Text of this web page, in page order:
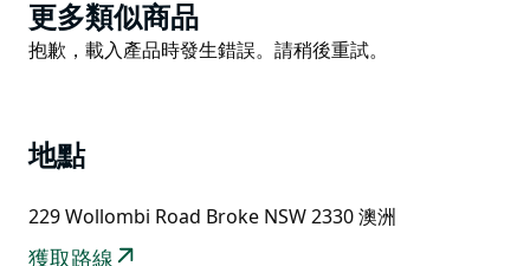
畫廊榮幸地代理了麗貝卡·皮爾斯 (Rebecca Pierce)、費
利西亞·阿羅尼 (Felicia Aroney)、詹姆斯·安斯利 (James
烏蘭和卡塔 (Ulan & Wellsina) 以及卡塔琳娜·威爾斯
(Katarina) 等眾多的藝術家。隨著這些作品的銷量穩步增
的新作品。毫無疑問，Karin 在她的旅程中也會發現更多
才華橫溢的藝術家，並希望與大家分享。
Product
List
更多類似商品
Product
抱歉，載入產品時發生錯誤。請稍後重試。
地點
229 Wollombi Road Broke NSW 2330 澳洲
獲取路線